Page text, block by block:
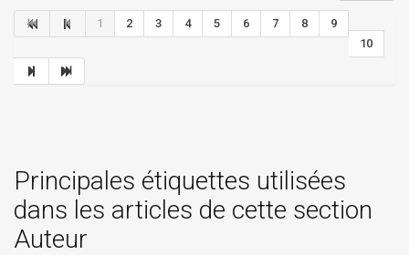
1 2 3 4 5 6 7 8
9
10
Principales étiquettes utilisées
dans les articles de cette section
Auteur